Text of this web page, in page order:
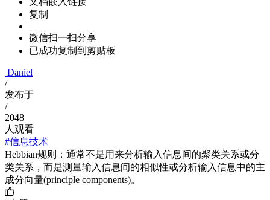
复制
微信扫一扫分享
已成功复制到剪贴板
Daniel
/
发布于
/
2048
人观看
#信息技术
Hebbian规则：通常不是用来分析输入信息间的聚类关系或分
类关系，而是测量输入信息间的相似性或分析输入信息中的主
成分向量(principle components)。